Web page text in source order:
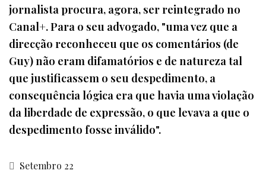
jornalista procura, agora, ser reintegrado no
Canal+. Para o seu advogado, "uma vez que a
direcção reconheceu que os comentários (de
Guy) não eram difamatórios e de natureza tal
que justificassem o seu despedimento, a
consequência lógica era que havia uma violação
da liberdade de expressão, o que levava a que o
despedimento fosse inválido".
Setembro 22